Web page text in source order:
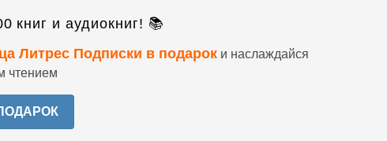
книг и аудиокниг! 📚
Литрес Подписки в подарок и наслаждайся
чтением